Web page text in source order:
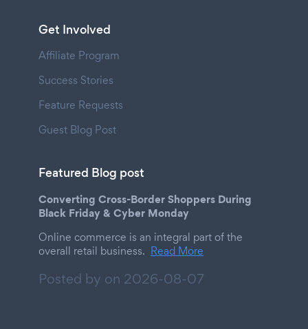
Get Involved
Affiliate Program
Success Stories
Feature Requests
Guest Blog Post
Featured Blog post
Converting Cross-Border Shoppers During
Black Friday & Cyber Monday
Online commerce is an integral part of the
overall retail business. Read More
Posted by on 2026-08-07